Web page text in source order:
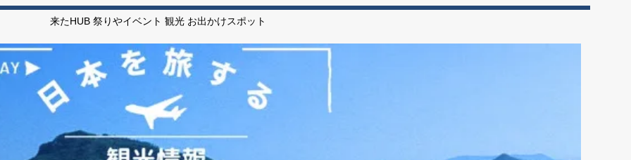
来たHUB 祭りやイベント 観光 お出かけスポット